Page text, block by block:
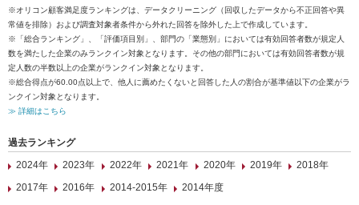
※オリコン顧客満足度ランキングは、データクリーニング（回収したデータから不正回答や異
常値を排除）および調査対象者条件から外れた回答を除外した上で作成しています。
※「総合ランキング」、「評価項目別」、部門の「業態別」においては有効回答者数が規定人
数を満たした企業のみランクイン対象となります。その他の部門においては有効回答者数が規
定人数の半数以上の企業がランクイン対象となります。
※総合得点が60.00点以上で、他人に薦めたくないと回答した人の割合が基準値以下の企業がラ
ンクイン対象となります。
≫ 詳細はこちら
過去ランキング
2024年
2023年 2022年 2021年 2020年 2019年
2018年
2017年
2016年 2014-2015年 2014年度